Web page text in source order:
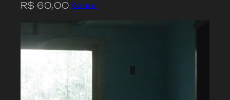
R$ 60,00 Comprar